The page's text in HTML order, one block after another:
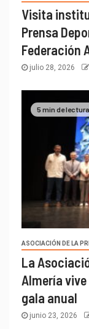
Visita
Prensa
Federación
julio 28, 2026
5 min de lectura
ASOCIACIÓN DE LA
La
Almería
gala anual
junio 23, 2026